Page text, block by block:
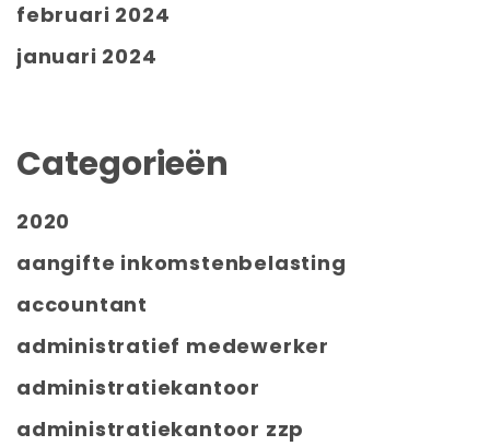
februari 2024
januari 2024
Categorieën
2020
aangifte inkomstenbelasting
accountant
administratief medewerker
administratiekantoor
administratiekantoor zzp